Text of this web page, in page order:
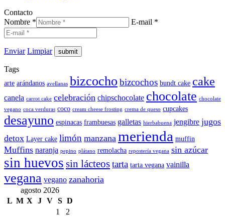
Contacto
Nombre *
E-mail *
Enviar Limpiar
Tags
arte arándanos avellanas bizcocho bizcochos bundt cake cake
canela carrot cake celebración chipschocolate chocolate chocolate
vegano coca verduras coco cream cheese frosting crema de queso cupcakes
desayuno espinacas frambuesas galletas hierbabuena jengibre jugos
detox Layer cake limón manzana merienda muffin
Muffins naranja pepino plátano remolacha repostería vegana sin azúcar
sin huevos sin lácteostarta tarta vegana vainilla
vegana vegano zanahoria
agosto 2026
L M X J V S D
1
2